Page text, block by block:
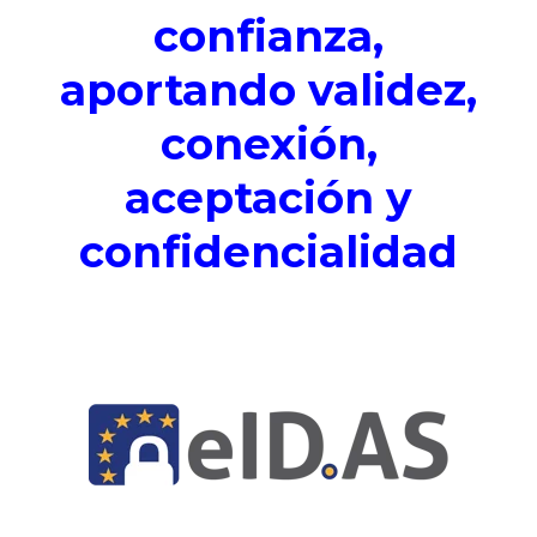
confianza,
aportando validez,
conexión,
aceptación y
confidencialidad